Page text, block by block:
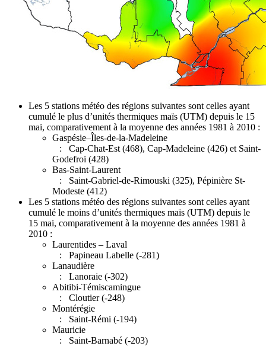
Les 5 stations météo des régions suivantes sont celles ayant
cumulé le plus d’unités thermiques maïs (UTM) depuis le 15
mai, comparativement à la moyenne des années 1981 à 2010 :
Gaspésie–Îles-de-la-Madeleine
: Cap-Chat-Est (468), Cap-Madeleine (426) et Saint-
Godefroi (428)
Bas-Saint-Laurent
: Saint-Gabriel-de-Rimouski (325), Pépinière St-
Modeste (412)
Les 5 stations météo des régions suivantes sont celles ayant
cumulé le moins d’unités thermiques maïs (UTM) depuis le
15 mai, comparativement à la moyenne des années 1981 à
2010 :
Laurentides – Laval
: Papineau Labelle (-281)
Lanaudière
: Lanoraie (-302)
Abitibi-Témiscamingue
: Cloutier (-248)
Montérégie
: Saint-Rémi (-194)
Mauricie
: Saint-Barnabé (-203)